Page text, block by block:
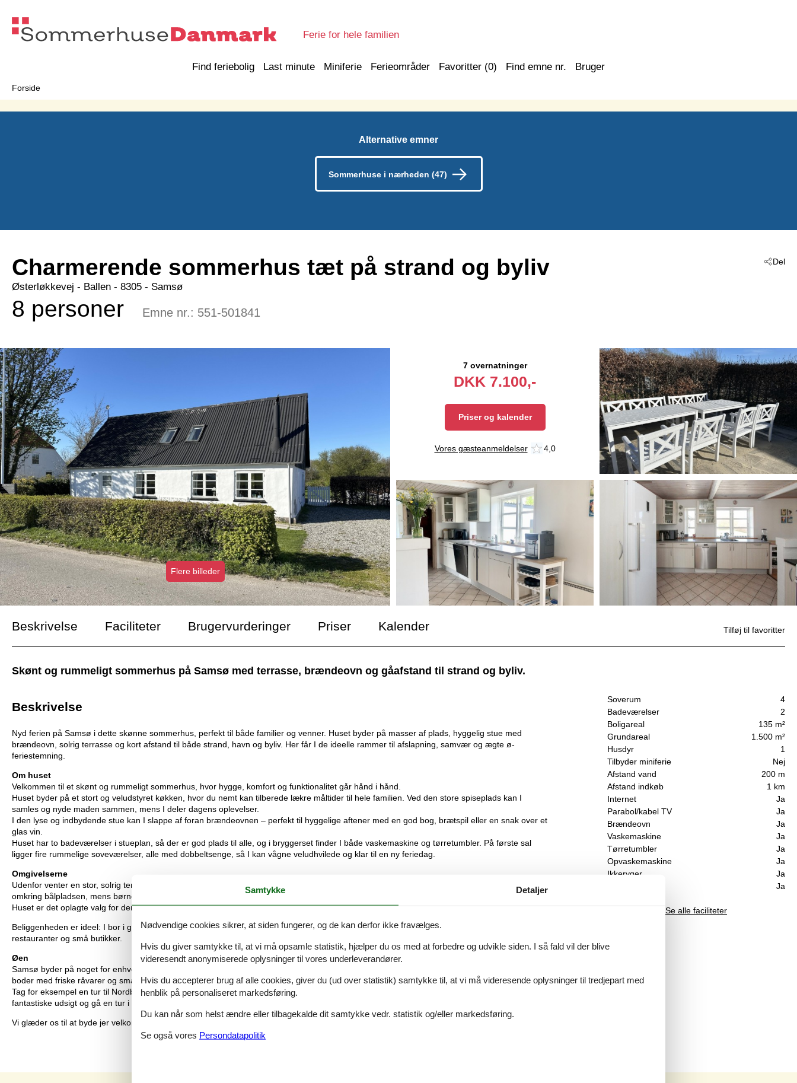
Ferie for hele familien
Find feriebolig Last minute Miniferie Ferieområder Favoritter (0) Find emne nr. Bruger
Forside
Alternative emner
Sommerhuse i nærheden (47)
Del
Charmerende sommerhus tæt på strand og byliv
Østerløkkevej - Ballen - 8305 - Samsø
8 personer Emne nr.: 551-501841
Flere billeder
7 overnatninger
DKK 7.100,-
Priser og kalender
Vores gæsteanmeldelser 4,0
Beskrivelse Faciliteter Brugervurderinger Priser Kalender
Skønt og rummeligt sommerhus på Samsø med terrasse, brændeovn og gåafstand til strand og byliv.
Soverum
4
Badeværelser
2
Boligareal
135 m²
Grundareal
1.500 m²
Husdyr
1
Tilbyder miniferie
Nej
Afstand vand
200 m
Afstand indkøb
1 km
Internet
Ja
Parabol/kabel TV
Ja
Brændeovn
Ja
Vaskemaskine
Ja
Tørretumbler
Ja
Opvaskemaskine
Ja
Ikkeryger
Ja
Ja
Se alle faciliteter
Tilføj til favoritter
Beskrivelse
Nyd ferien på Samsø i dette skønne sommerhus, perfekt til både familier og venner. Huset byder på masser af plads, hyggelig stue med
brændeovn, solrig terrasse og kort afstand til både strand, havn og byliv. Her får I de ideelle rammer til afslapning, samvær og ægte ø-
feriestemning.
Om huset
Velkommen til et skønt og rummeligt sommerhus, hvor hygge, komfort og funktionalitet går hånd i hånd.
Huset byder på et stort og veludstyret køkken, hvor du nemt kan tilberede lækre måltider til hele familien. Ved den store spiseplads kan I
samles og nyde maden sammen, mens I deler dagens oplevelser.
I den lyse og indbydende stue kan I slappe af foran brændeovnen – perfekt til hyggelige aftener med en god bog, brætspil eller en snak over et
glas vin.
Huset har to badeværelser i stueplan, så der er god plads til alle, og i bryggerset finder I både vaskemaskine og tørretumbler. På første sal
ligger fire rummelige soveværelser, alle med dobbeltsenge, så I kan vågne veludhvilede og klar til en ny feriedag.
Omgivelserne
Udenfor venter en stor, solrig terrasse med havemøbler og grill – oplagt til hyggelige grillaftener under åben himmel. I kan også samles
omkring bålpladsen, mens børnene leger på plænen bag huset.
Huset er det oplagte valg for den store familie eller vennegruppen, der ønsker kvalitetstid, fred og ro – og masser af plads til samvær.
Beliggenheden er ideel: I bor i gåafstand til både stranden og det charmerende centrum af Ballen, hvor I finder lystbådehavn, caféer,
restauranter og små butikker.
Øen
Samsø byder på noget for enhver smag. Øen rummer hele 22 hyggelige landsbyer – hver med sin egen atmosfære. Mange steder finder I
boder med friske råvarer og små stier, der fører jer til lokale oplevelser.
Tag for eksempel en tur til Nordby gadekær, som er blandt landets smukkeste, eller besøg Vesborg Fyr på sydøen, hvor I kan nyde den
fantastiske udsigt og gå en tur i den smukke natur.
Vi glæder os til at byde jer velkommen på Samsø – og til at give jer rammerne for en uforglemmelig ferie i dette dejlige hus.
Samtykke Detaljer
Nødvendige cookies sikrer, at siden fungerer, og de kan derfor ikke fravælges.
Hvis du giver samtykke til, at vi må opsamle statistik, hjælper du os med at forbedre og udvikle siden. I så fald vil der blive
videresendt anonymiserede oplysninger til vores underleverandører.
Hvis du accepterer brug af alle cookies, giver du (ud over statistik) samtykke til, at vi må videresende oplysninger til tredjepart med
henblik på personaliseret markedsføring.
Du kan når som helst ændre eller tilbagekalde dit samtykke vedr. statistik og/eller markedsføring.
Se også vores Persondatapolitik